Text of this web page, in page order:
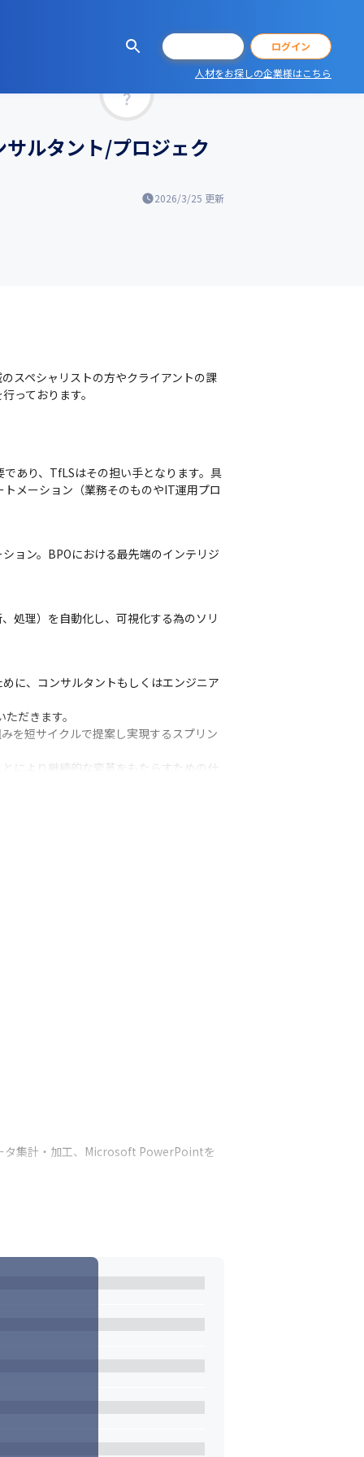
ログイン
人材をお探しの企業様はこちら
サルタント/プロジェク
2026/3/25 更新
スペシャリストの方やクライアントの課
っております。
あり、TfLSはその担い手となります。具
メーション（業務そのものやIT運用プロ
ョン。BPOにおける最先端のインテリジ
処理）を自動化し、可視化する為のソリ
に、コンサルタントもしくはエンジニア
だきます。
を短サイクルで提案し実現するスプリン
により継続的な変革をもたらすための仕
（進化し続けるシステム）」の実現を推
タ集計・加工、Microsoft PowerPointを